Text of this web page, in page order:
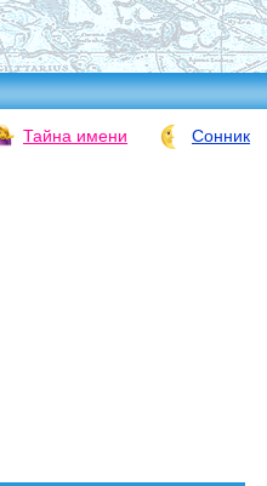
Тайна имени Сонник